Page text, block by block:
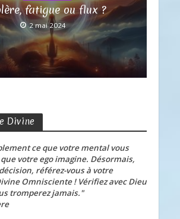
fatigue ou flux ?
2 mai 2024
Divine
ce que votre mental vous
votre ego imagine. Désormais,
référez-vous à votre
Omnisciente ! Vérifiez avec Dieu
tromperez jamais."